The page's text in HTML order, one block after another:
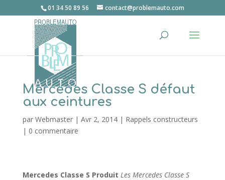
01 34 50 89 56 contact@problemauto.com
Mercedes Classe S défaut
aux ceintures
par Webmaster| Avr 2, 2014| Rappels constructeurs
| 0 commentaire
Mercedes Classe S Produit Les Mercedes Classe S